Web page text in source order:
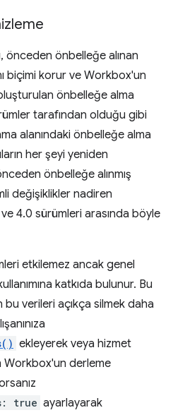
önbelleğe alınan
biçimi korur ve Workbox'un
önbelleğe alma
tarafından olduğu gibi
alanındaki önbelleğe alma
her şeyi yeniden
önbelleğe alınmış
değişiklikler nadiren
4.0 sürümleri arasında böyle
etkilemez ancak genel
katkıda bulunur. Bu
bu verileri açıkça silmek daha
ekleyerek veya hizmet
Workbox'un derleme
true ayarlayarak